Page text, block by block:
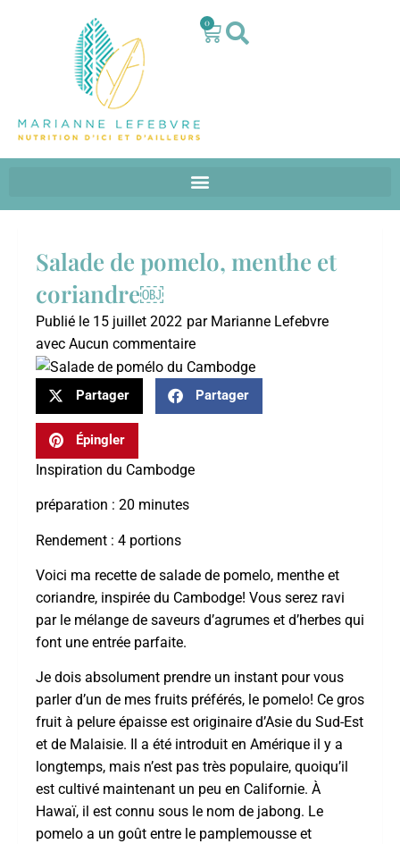
0
Salade de pomelo, menthe et
coriandre￼
Publié le 15 juillet 2022 par Marianne Lefebvre
avec Aucun commentaire
Partager Partager
Épingler
Inspiration du Cambodge
préparation : 20 minutes
Rendement : 4 portions
Voici ma recette de salade de pomelo, menthe et
coriandre, inspirée du Cambodge! Vous serez ravi
par le mélange de saveurs d’agrumes et d’herbes qui
font une entrée parfaite.
Je dois absolument prendre un instant pour vous
parler d’un de mes fruits préférés, le pomelo! Ce gros
fruit à pelure épaisse est originaire d’Asie du Sud-Est
et de Malaisie. Il a été introduit en Amérique il y a
longtemps, mais n’est pas très populaire, quoiqu’il
est cultivé maintenant un peu en Californie. À
Hawaï, il est connu sous le nom de jabong. Le
pomelo a un goût entre le pamplemousse et